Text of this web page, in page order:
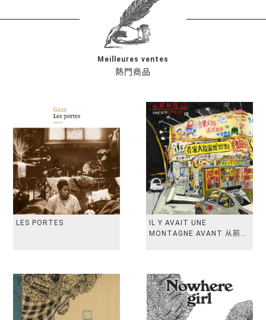
熱門商品
Meilleures ventes
LES PORTES
IL Y AVAIT UNE
MONTAGNE AVANT 从前有